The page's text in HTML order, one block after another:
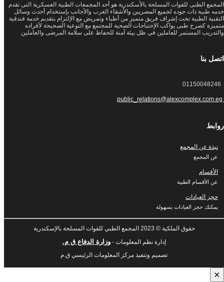
المجمع الطبى للقوات المسلحة بالأسكندرية هو أحد المجمعات الطبية العسكرية التى تقدم
خدمه طبية ذات جوده لجميع المصريين والأشقاء العرب والأجانب بإستخدام أحدث وسائل
التقنية الطبية تحت إشراف فريق متميز من أطباء وتمريض مع الإلتزام بتقديم خدمة فندقية
متميزة كصرح طبى يواكب الإحتياجات الصحية للمجتمع مع التوعية الصحيحة لأفراده
والتدريب المستمر للعاملين فى ظل بيئة آمنة للحفاظ على سلامة المرضى والعاملين
اتصل بنا
روابط
نبذة عن المجمع
عن المجمع
الأقسام
عن الأقسام الطبية
حجز العيادات
يمكنك حجز العيادات بسهولة
حقوق الملكية © 2023 المجمع الطبي للقوات المسلحة بالإسكندرية
إدارة نظم المعلومات -وزارة الدفاع ق م.
تصميم وتنفيذ مركز المعلومات الرئيسي ق.م
×